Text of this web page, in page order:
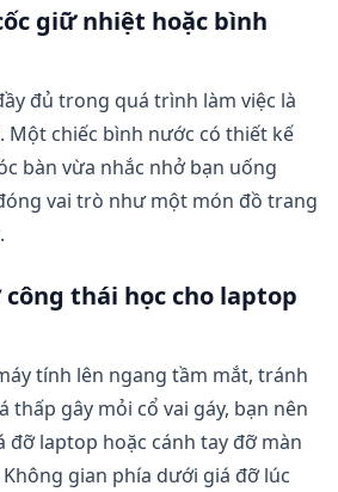
giữ nhiệt hoặc bình
đủ trong quá trình làm việc là
Một chiếc bình nước có thiết kế
bàn vừa nhắc nhở bạn uống
vai trò như một món đồ trang
thái học cho laptop
tính lên ngang tầm mắt, tránh
thấp gây mỏi cổ vai gáy, bạn nên
đỡ laptop hoặc cánh tay đỡ màn
gian phía dưới giá đỡ lúc